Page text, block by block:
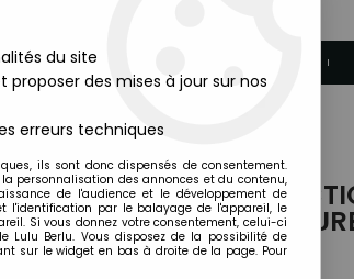
& Certificat
- PIXI
BÉBÉ
du site
des mises à jour sur nos
erreurs techniques
ils sont donc dispensés de consentement.
personnalisation des annonces et du contenu,
de l'audience et le développement de
l'identification par le balayage de l'appareil, le
Si vous donnez votre consentement, celui-ci
Lulu Berlu. Vous disposez de la possibilité de
sur le widget en bas à droite de la page. Pour